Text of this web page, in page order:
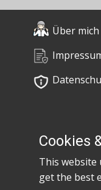
Über mich
Kontakt
Cookies
This website
get the best